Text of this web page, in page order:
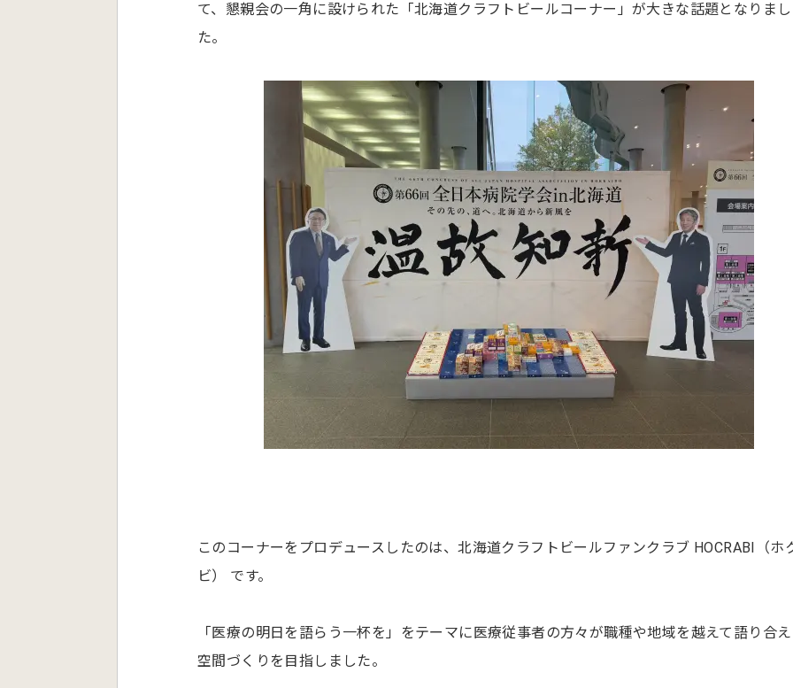
て、懇親会の一角に設けられた「北海道クラフトビールコーナー」が大きな話題となりまし
た。
このコーナーをプロデュースしたのは、北海道クラフトビールファンクラブ HOCRABI（ホ
ビ） です。
「医療の明日を語らう一杯を」をテーマに医療従事者の方々が職種や地域を越えて語り合
空間づくりを目指しました。